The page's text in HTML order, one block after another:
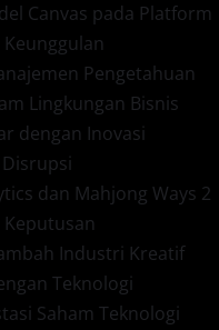
Canvas pada Platform
Pengetahuan
Lingkungan Bisnis
dengan Inovasi
dan Mahjong Ways 2
Industri Kreatif
Teknologi
Saham Teknologi